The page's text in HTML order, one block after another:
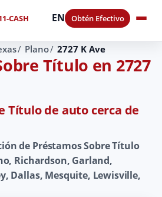
CASH EN Obtén Efectivo
Plano 2727 K Ave
Título en 2727
Título de auto cerca de
de Préstamos Sobre Título
Richardson, Garland,
Dallas, Mesquite, Lewisville,